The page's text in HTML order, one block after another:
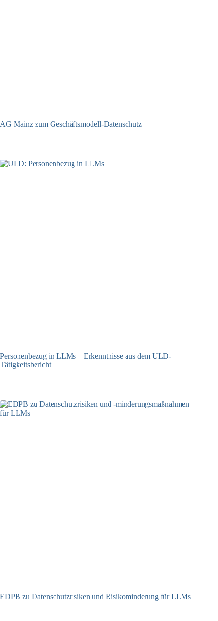
AG Mainz zum Geschäftsmodell-Datenschutz
Personenbezug in LLMs – Erkenntnisse aus dem ULD-
Tätigkeitsbericht
EDPB zu Datenschutzrisiken und Risikominderung für LLMs